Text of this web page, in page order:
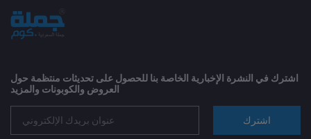
اشترك في النشرة الإخبارية الخاصة بنا للحصول على تحديثات منتظمة حول
العروض والكوبونات والمزيد
اشترك